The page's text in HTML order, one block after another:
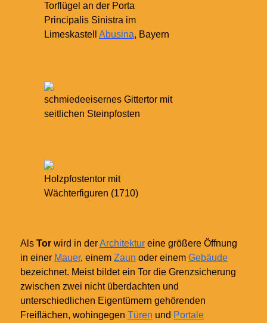
Torflügel an der Porta
Principalis Sinistra im
Limeskastell Abusina, Bayern
schmiedeeisernes Gittertor mit
seitlichen Steinpfosten
Holzpfostentor mit
Wächterfiguren (1710)
Als Tor wird in derArchitektur eine größere Öffnung
in einer Mauer, einem Zaun oder einem Gebäude
bezeichnet. Meist bildet ein Tor die Grenzsicherung
zwischen zwei nicht überdachten und
unterschiedlichen Eigentümern gehörenden
Freiflächen, wohingegen Türen und Portale